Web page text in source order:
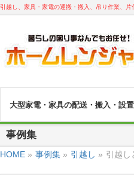
引越し、家具・家電の運搬・搬入、吊り作業、
大型家電・家具の配送・搬入・設置
事例集
HOME » 事例集 » 引越し » 引越し